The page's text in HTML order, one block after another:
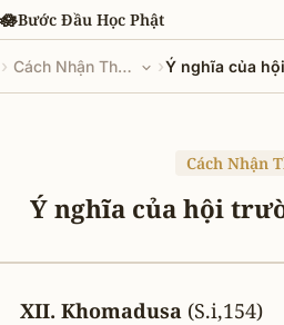
Chuyển đến nội dung chính
🪷Bước Đầu Học Phật
› Cách Nhận Thức ›
Cách Nhận
Ý nghĩa của hội
XII. Khomadusa (S.i,154)